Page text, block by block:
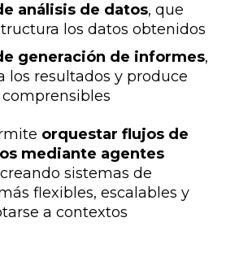
análisis de datos, que
los datos obtenidos
generación de informes,
los resultados y produce
orquestar flujos de
mediante agentes
sistemas de
flexibles, escalables y
a contextos